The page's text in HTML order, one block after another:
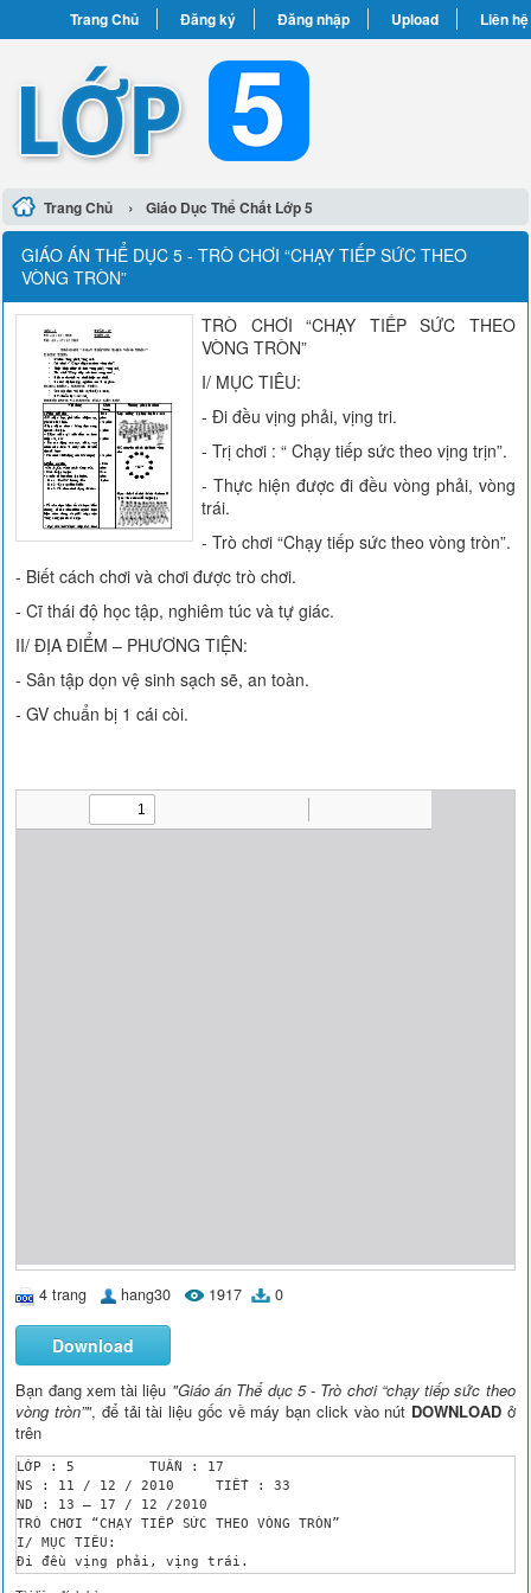
Trang Chủ Đăng ký Đăng nhập Upload Liên hệ
Trang Chủ › Giáo Dục Thể Chất Lớp 5
GIÁO ÁN THỂ DỤC 5 - TRÒ CHƠI “CHẠY TIẾP SỨC THEO
VÒNG TRÒN”
TRÒ CHƠI “CHẠY TIẾP SỨC THEO
VÒNG TRÒN”
I/ MỤC TIÊU:
- Đi đều vịng phải, vịng tri.
- Trị chơi : “ Chạy tiếp sức theo vịng trịn”.
- Thực hiện được đi đều vòng phải, vòng
trái.
- Trò chơi “Chạy tiếp sức theo vòng tròn”.
- Biết cách chơi và chơi được trò chơi.
- Cĩ thái độ học tập, nghiêm túc và tự giác.
II/ ĐỊA ĐIỂM – PHƯƠNG TIỆN:
- Sân tập dọn vệ sinh sạch sẽ, an toàn.
- GV chuẩn bị 1 cái còi.
4 trang hang30 1917 0
Download
Bạn đang xem tài liệu "Giáo án Thể dục 5 - Trò chơi “chạy tiếp sức theo
vòng tròn”", để tải tài liệu gốc về máy bạn click vào nút DOWNLOAD ở
trên
LỚP : 5 	TUẦN : 17
NS : 11 / 12 / 2010	TIẾT : 33
ND : 13 – 17 / 12 /2010
TRÒ CHƠI “CHẠY TIẾP SỨC THEO VÒNG TRÒN”
I/ MỤC TIÊU:
Đi đều vịng phải, vịng trái.
Trị chơi : “ Chạy tiếp sức theo vịng trịn”.